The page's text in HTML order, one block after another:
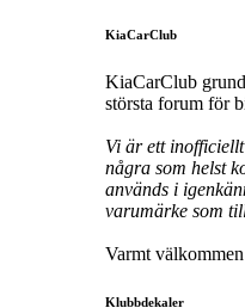
KiaCarClub
KiaCarClub
största forum för
Vi är ett
några som helst
används i
varumärke som
Varmt
Klubbdekaler